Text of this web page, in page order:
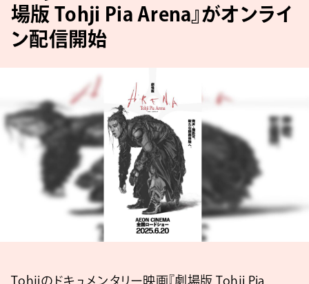
場版 Tohji Pia Arena』がオンライ
ン配信開始
Tohjiのドキュメンタリー映画『劇場版 Tohji Pia